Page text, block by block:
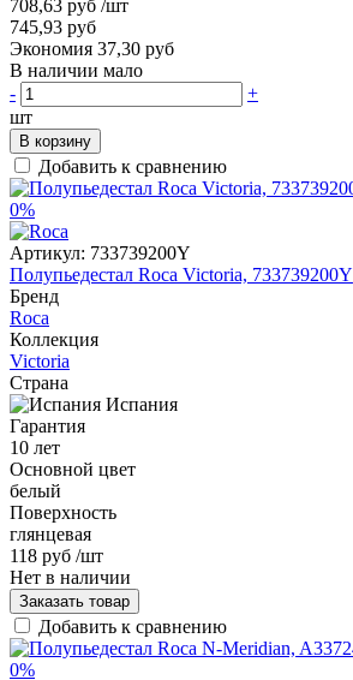
708,63 руб /шт
745,93 руб
Экономия 37,30 руб
В наличии мало
-
+
шт
В корзину
Добавить к сравнению
0%
Артикул: 733739200Y
Полупьедестал Roca Victoria, 733739200Y
Бренд
Roca
Коллекция
Victoria
Страна
Испания
Гарантия
10 лет
Основной цвет
белый
Поверхность
глянцевая
118 руб /шт
Нет в наличии
Заказать товар
Добавить к сравнению
0%